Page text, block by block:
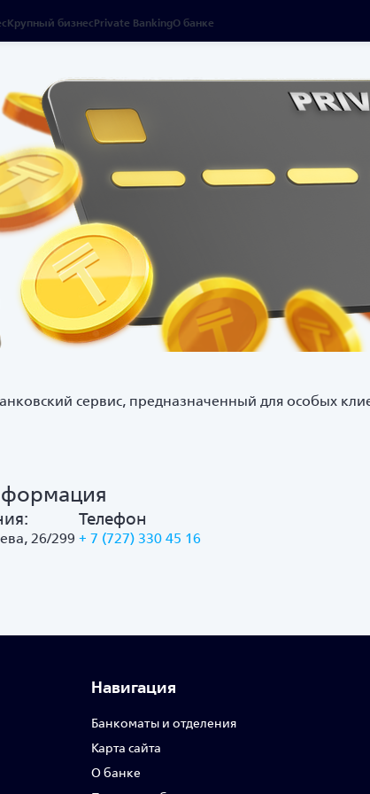
Крупный бизнесPrivate BankingО банке
сервис, предназначенный для особых
26/299
Телефон
+ 7 (727) 330 45 16
Навигация
Банкоматы и отделения
Карта сайта
О банке